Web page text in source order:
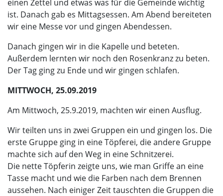
einen Zettel und etwas was für die Gemeinde wichtig
ist. Danach gab es Mittagsessen. Am Abend bereiteten
wir eine Messe vor und gingen Abendessen.
Danach gingen wir in die Kapelle und beteten.
Außerdem lernten wir noch den Rosenkranz zu beten.
Der Tag ging zu Ende und wir gingen schlafen.
MITTWOCH, 25.09.2019
Am Mittwoch, 25.9.2019, machten wir einen Ausflug.
Wir teilten uns in zwei Gruppen ein und gingen los. Die
erste Gruppe ging in eine Töpferei, die andere Gruppe
machte sich auf den Weg in eine Schnitzerei.
Die nette Töpferin zeigte uns, wie man Griffe an eine
Tasse macht und wie die Farben nach dem Brennen
aussehen. Nach einiger Zeit tauschten die Gruppen die